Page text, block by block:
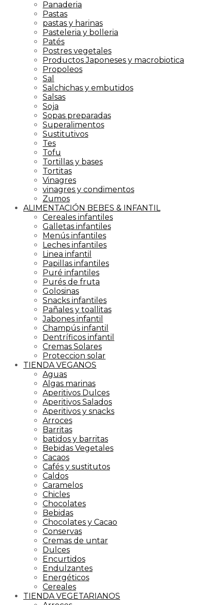
Panaderia
Pastas
pastas y harinas
Pasteleria y bolleria
Patés
Postres vegetales
Productos Japoneses y macrobiotica
Propoleos
Sal
Salchichas y embutidos
Salsas
Soja
Sopas preparadas
Superalimentos
Sustitutivos
Tes
Tofu
Tortillas y bases
Tortitas
Vinagres
vinagres y condimentos
Zumos
ALIMENTACIÓN BEBES & INFANTIL
Cereales infantiles
Galletas infantiles
Menús infantiles
Leches infantiles
Linea infantil
Papillas infantiles
Puré infantiles
Purés de fruta
Golosinas
Snacks infantiles
Pañales y toallitas
Jabones infantil
Champús infantil
Dentríficos infantil
Cremas Solares
Proteccion solar
TIENDA VEGANOS
Aguas
Algas marinas
Aperitivos Dulces
Aperitivos Salados
Aperitivos y snacks
Arroces
Barritas
batidos y barritas
Bebidas Vegetales
Cacaos
Cafés y sustitutos
Caldos
Caramelos
Chicles
Chocolates
Bebidas
Chocolates y Cacao
Conservas
Cremas de untar
Dulces
Encurtidos
Endulzantes
Energéticos
Cereales
TIENDA VEGETARIANOS